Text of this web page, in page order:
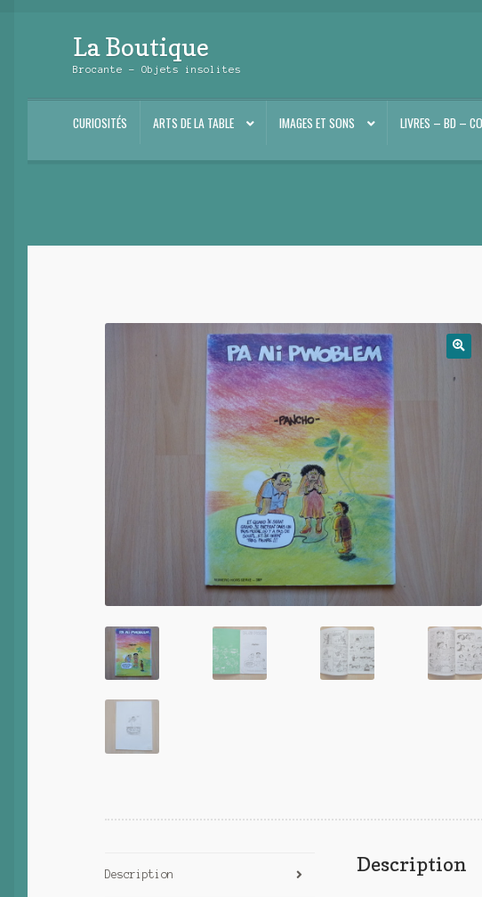
Aller
à
navigation
Aller
au
La Boutique
Brocante – Objets insolites
CURIOSITÉS ARTS DE LA TABLE IMAGES ET SONS LIVRES – BD –
Description Description